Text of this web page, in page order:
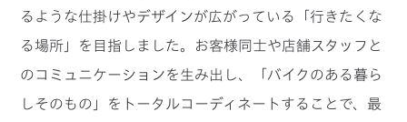
るような仕掛けやデザインが広がっている「行きたくな
る場所」を目指しました。お客様同士や店舗スタッフと
のコミュニケーションを生み出し、「バイクのある暮ら
しそのもの」をトータルコーディネートすることで、最